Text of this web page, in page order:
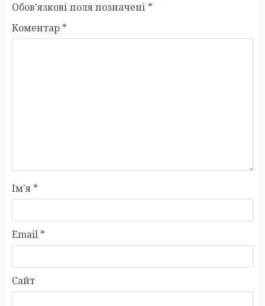
Обов’язкові поля позначені *
Коментар *
Ім'я *
Email *
Сайт